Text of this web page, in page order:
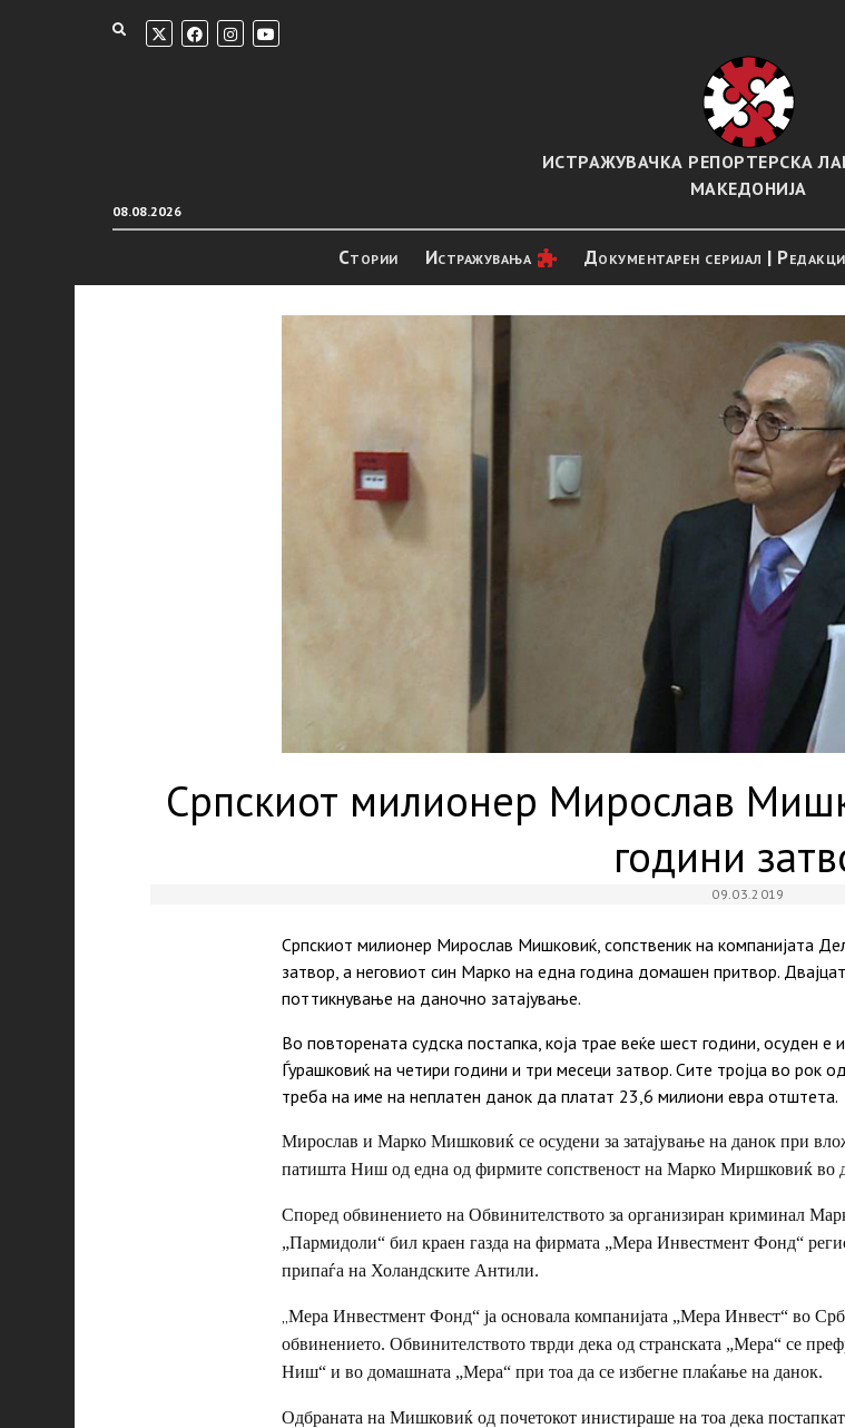
08.08.2026
ИСТРАЖУВАЧКА РЕПОРТЕРСКА
МАКЕДОНИЈА
Стории Истражувањa Документарен серијал |
Српскиот милионер Мирослав
години
09.03.2019
Српскиот милионер Мирослав Мишковиќ, сопственик на компанијата
затвор, а неговиот син Марко на една година домашен притвор.
поттикнување на даночно затајување.
Во повторената судска постапка, која трае веќе шест години, осуден
Ѓурашковиќ на четири години и три месеци затвор. Сите тројца во рок
треба на име на неплатен данок да платат 23,6 милиони евра отштета.
Мирослав и Марко Мишковиќ се осудени за затајување на данок при
патишта Ниш од една од фирмите сопственост на Марко Миршковиќ во
Според обвинението на Обвинителството за организиран криминал
„Пармидоли“ бил краен газда на фирмата „Мера Инвестмент Фонд“
припаѓа на Холандските Антили.
Мера Инвестмент Фонд“ ја основала компанијата „Мера Инвест“ во
обвинението. Обвинителството тврди дека од странската „Мера“ се
Ниш“ и во домашната „Мера“ при тоа да се избегне плаќање на данок.
Одбраната на Мишковиќ од почетокот инистираше на тоа дека